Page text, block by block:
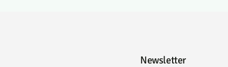
Newsletter